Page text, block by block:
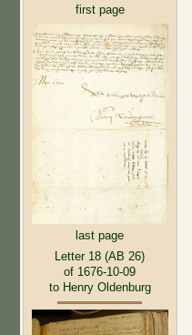
first page
last page
Letter 18 (AB 26)
of 1676-10-09
to Henry Oldenburg